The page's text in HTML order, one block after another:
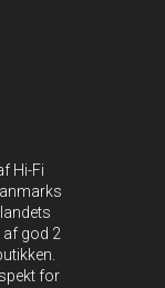
Hi-Fi
god 2
for